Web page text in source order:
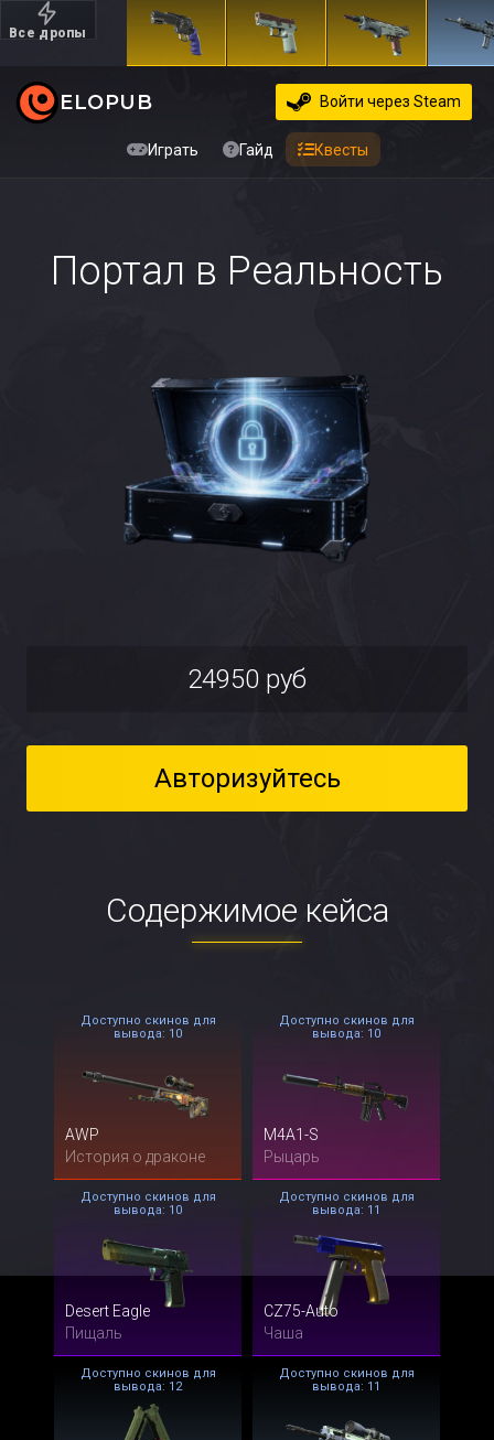
Все дропы
Дорогие
ELOPUB
Играть Гайд Квесты
Войти через Steam
Портал в Реальность
24950 руб
Авторизуйтесь
Содержимое кейса
AWP
История о драконе
Доступно скинов для
вывода: 10
M4A1-S
Рыцарь
Доступно скинов для
вывода: 10
Desert Eagle
Пищаль
Доступно скинов для
вывода: 10
CZ75-Auto
Чаша
Доступно скинов для
вывода: 11
Доступно скинов для
вывода: 12
Доступно скинов для
вывода: 11